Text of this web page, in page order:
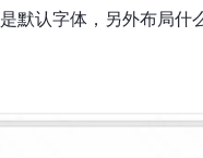
默认字体，另外布局什